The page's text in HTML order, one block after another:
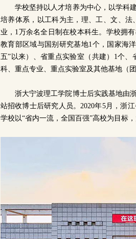
学校坚持以人才培养为中心，以学科
培养体系，以工科为主，理、工、文、
业，1万余名全日制在校本科生。学校拥
教育部区域与国别研究基地1个，国家海
五”以来）、省重点实验室（共建）1个
科、重点专业、重点实验室及其他基地（
浙大宁波理工学院博士后实践基地由
站招收博士后研究人员。2020年5月，浙
学校以“省内一流，全国百强”高校为目标